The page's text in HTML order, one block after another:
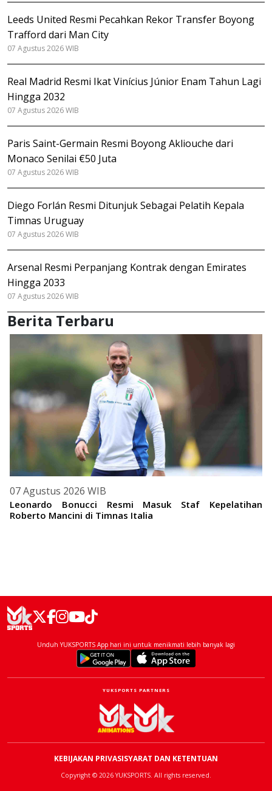
Leeds United Resmi Pecahkan Rekor Transfer Boyong
Trafford dari Man City
07 Agustus 2026 WIB
Real Madrid Resmi Ikat Vinícius Júnior Enam Tahun Lagi
Hingga 2032
07 Agustus 2026 WIB
Paris Saint-Germain Resmi Boyong Akliouche dari
Monaco Senilai €50 Juta
07 Agustus 2026 WIB
Diego Forlán Resmi Ditunjuk Sebagai Pelatih Kepala
Timnas Uruguay
07 Agustus 2026 WIB
Arsenal Resmi Perpanjang Kontrak dengan Emirates
Hingga 2033
07 Agustus 2026 WIB
Berita Terbaru
07 Agustus 2026 WIB
Leonardo Bonucci Resmi Masuk Staf Kepelatihan
Roberto Mancini di Timnas Italia
Unduh YUKSPORTS App hari ini untuk menikmati lebih banyak lagi
YUKSPORTS PARTNERS
KEBIJAKAN PRIVASISYARAT DAN KETENTUAN
Copyright © 2026 YUKSPORTS. All rights reserved.